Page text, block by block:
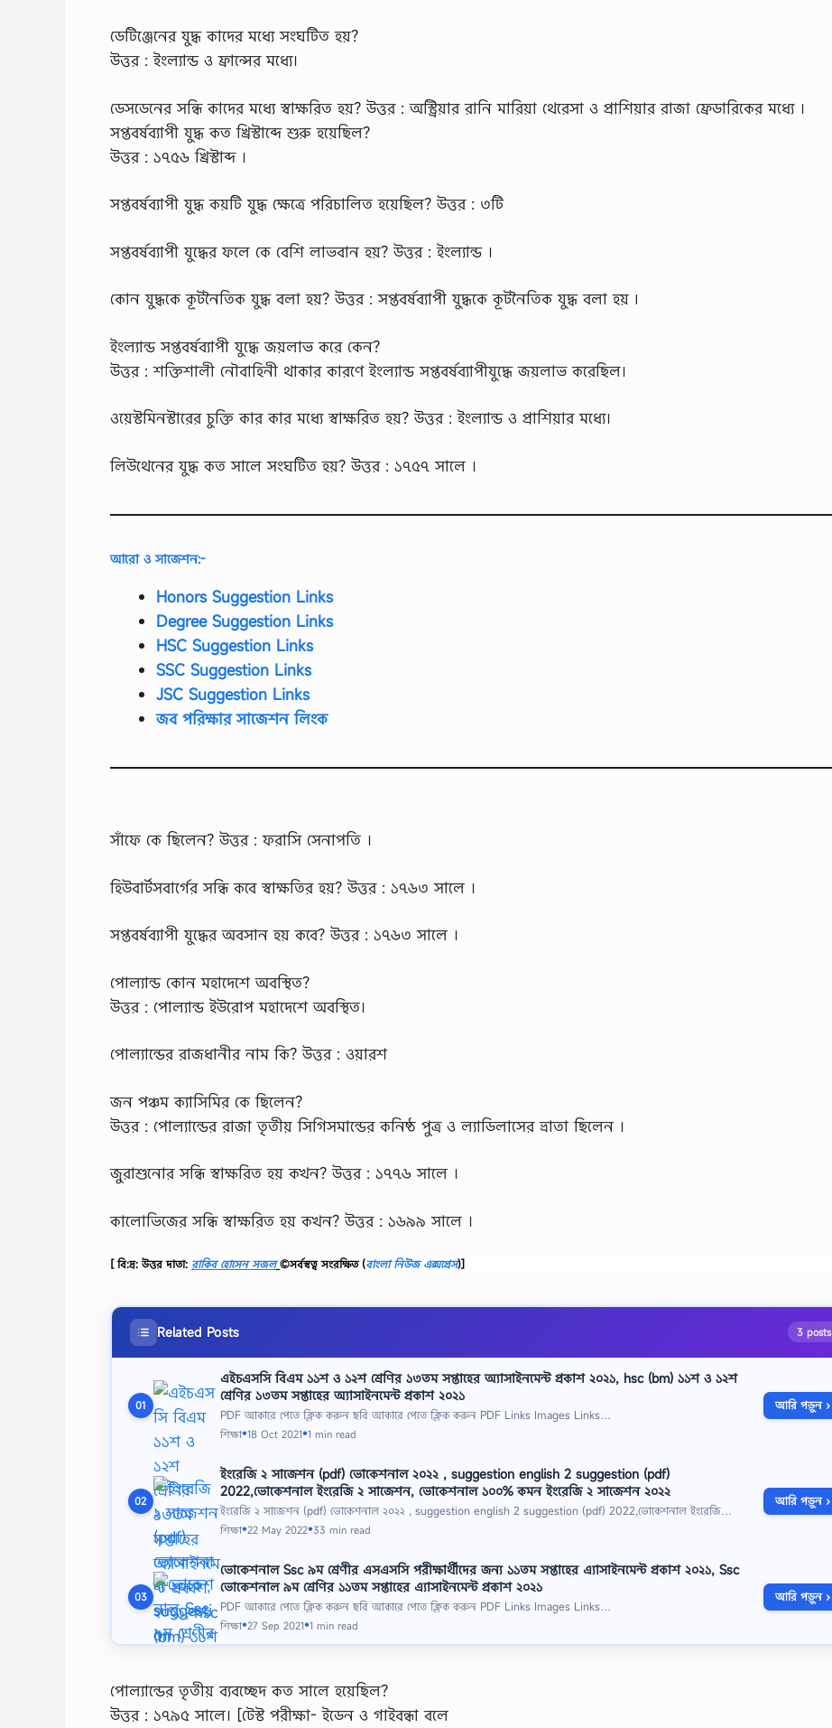
ডেটিঞ্জেনের যুদ্ধ কাদের মধ্যে সংঘটিত হয়?
উত্তর : ইংল্যান্ড ও ফ্রান্সের মধ্যে।
ডেসডেনের সন্ধি কাদের মধ্যে স্বাক্ষরিত হয়? উত্তর : অস্ট্রিয়ার রানি মারিয়া থেরেসা ও প্রাশিয়ার রাজা ফ্রেডারিকের মধ্যে ।
সপ্তবর্ষব্যাপী যুদ্ধ কত খ্রিস্টাব্দে শুরু হয়েছিল?
উত্তর : ১৭৫৬ খ্রিস্টাব্দ ।
সপ্তবর্ষব্যাপী যুদ্ধ কয়টি যুদ্ধ ক্ষেত্রে পরিচালিত হয়েছিল? উত্তর : ৩টি
সপ্তবর্ষব্যাপী যুদ্ধের ফলে কে বেশি লাভবান হয়? উত্তর : ইংল্যান্ড ।
কোন যুদ্ধকে কূটনৈতিক যুদ্ধ বলা হয়? উত্তর : সপ্তবর্ষব্যাপী যুদ্ধকে কূটনৈতিক যুদ্ধ বলা হয় ৷
ইংল্যান্ড সপ্তবর্ষব্যাপী যুদ্ধে জয়লাভ করে কেন?
উত্তর : শক্তিশালী নৌবাহিনী থাকার কারণে ইংল্যান্ড সপ্তবর্ষব্যাপীযুদ্ধে জয়লাভ করেছিল।
ওয়েস্টমিনস্টারের চুক্তি কার কার মধ্যে স্বাক্ষরিত হয়? উত্তর : ইংল্যান্ড ও প্রাশিয়ার মধ্যে।
লিউথেনের যুদ্ধ কত সালে সংঘটিত হয়? উত্তর : ১৭৫৭ সালে ।
আরো ও সাজেশন:-
Honors Suggestion Links
Degree Suggestion Links
HSC Suggestion Links
SSC Suggestion Links
JSC Suggestion Links
জব পরিক্ষার সাজেশন লিংক
সাঁফে কে ছিলেন? উত্তর : ফরাসি সেনাপতি ।
হিউবার্টসবার্গের সন্ধি কবে স্বাক্ষতির হয়? উত্তর : ১৭৬৩ সালে ।
সপ্তবর্ষব্যাপী যুদ্ধের অবসান হয় কবে? উত্তর : ১৭৬৩ সালে ।
পোল্যান্ড কোন মহাদেশে অবস্থিত?
উত্তর : পোল্যান্ড ইউরোপ মহাদেশে অবস্থিত।
পোল্যান্ডের রাজধানীর নাম কি? উত্তর : ওয়ারশ
জন পঞ্চম ক্যাসিমির কে ছিলেন?
উত্তর : পোল্যান্ডের রাজা তৃতীয় সিগিসমান্ডের কনিষ্ঠ পুত্র ও ল্যাডিলাসের ভ্রাতা ছিলেন ।
জুরাশুনোর সন্ধি স্বাক্ষরিত হয় কখন? উত্তর : ১৭৭৬ সালে ।
কালোভিজের সন্ধি স্বাক্ষরিত হয় কখন? উত্তর : ১৬৯৯ সালে ।
[ বি:দ্র: উত্তর দাতা: রাকিব হোসেন সজল ©সর্বস্বত্ব সংরক্ষিত (বাংলা নিউজ এক্সপ্রেস)]
Related Posts 3 posts
01
এইচএসসি বিএম ১১শ ও ১২শ শ্রেণির ১৩তম সপ্তাহের অ্যাসাইনমেন্ট প্রকাশ ২০২১, hsc (bm) ১১শ ও ১২শ
শ্রেণির ১৩তম সপ্তাহের অ্যাসাইনমেন্ট প্রকাশ ২০২১
PDF আকারে পেতে ক্লিক করুন ছবি আকারে পেতে ক্লিক করুন PDF Links Images Links…
শিক্ষা●18 Oct 2021●1 min read
আরি পড়ুন ›
02
ইংরেজি ২ সাজেশন (pdf) ভোকেশনাল ২০২২ , suggestion english 2 suggestion (pdf)
2022,ভোকেশনাল ইংরেজি ২ সাজেশন, ভোকেশনাল ১০০% কমন ইংরেজি ২ সাজেশন ২০২২
ইংরেজি ২ সাজেশন (pdf) ভোকেশনাল ২০২২ , suggestion english 2 suggestion (pdf) 2022,ভোকেশনাল ইংরেজি…
শিক্ষা●22 May 2022●33 min read
আরি পড়ুন ›
03
ভোকেশনাল Ssc ৯ম শ্রেণীর এসএসসি পরীক্ষার্থীদের জন্য ১১তম সপ্তাহের এ্যাসাইনমেন্ট প্রকাশ ২০২১, Ssc
ভোকেশনাল ৯ম শ্রেণির ১১তম সপ্তাহের এ্যাসাইনমেন্ট প্রকাশ ২০২১
PDF আকারে পেতে ক্লিক করুন ছবি আকারে পেতে ক্লিক করুন PDF Links Images Links…
শিক্ষা●27 Sep 2021●1 min read
আরি পড়ুন ›
পোল্যান্ডের তৃতীয় ব্যবচ্ছেদ কত সালে হয়েছিল?
উত্তর : ১৭৯৫ সালে। [টেস্ট পরীক্ষা- ইডেন ও গাইবন্ধা বলে